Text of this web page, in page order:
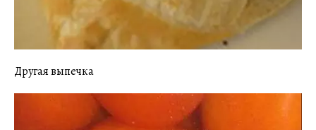
Другая выпечка